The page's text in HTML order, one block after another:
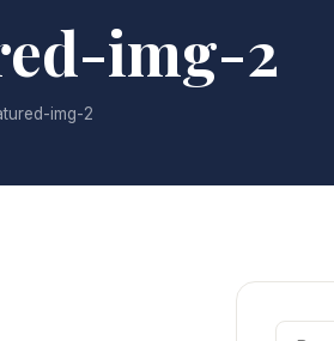
img-2
img-2
Buscar: